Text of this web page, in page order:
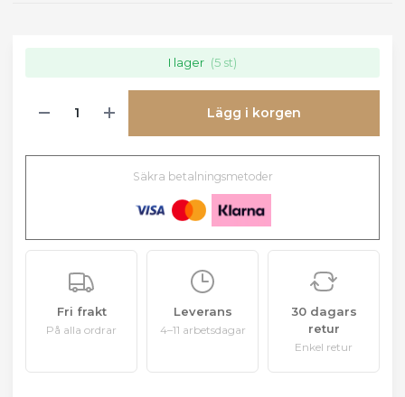
I lager (5 st)
Lägg i korgen
Säkra betalningsmetoder
Fri frakt
På alla ordrar
Leverans
4–11 arbetsdagar
30 dagars
retur
Enkel retur